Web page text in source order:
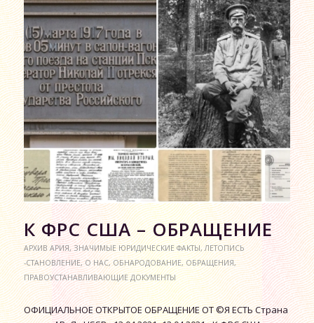
К ФРС США – ОБРАЩЕНИЕ
АРХИВ АРИЯ,ЗНАЧИМЫЕ ЮРИДИЧЕСКИЕ ФАКТЫ,ЛЕТОПИСЬ
-СТАНОВЛЕНИЕ,О НАС,ОБНАРОДОВАНИЕ,ОБРАЩЕНИЯ,
ПРАВОУСТАНАВЛИВАЮЩИЕ ДОКУМЕНТЫ
ОФИЦИАЛЬНОЕ ОТКРЫТОЕ ОБРАЩЕНИЕ ОТ ©Я ЕСТЬ Страна